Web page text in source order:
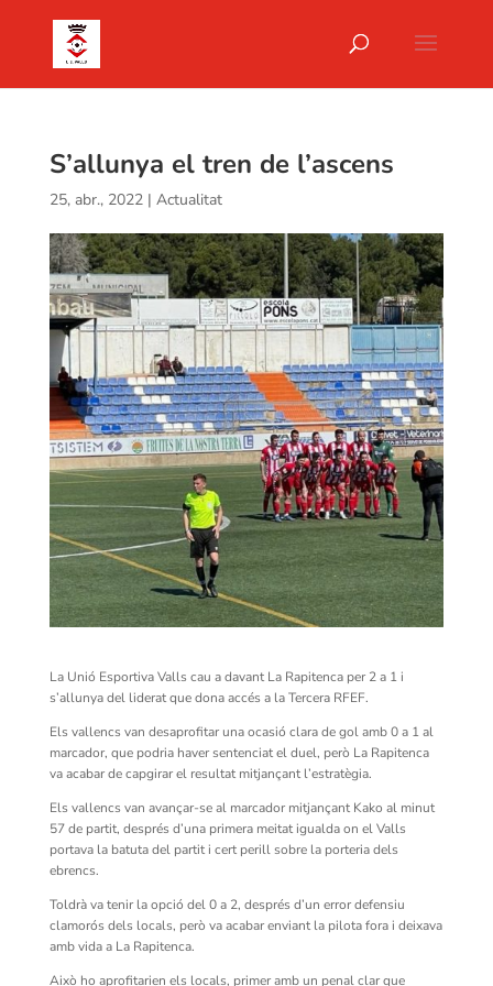
S’allunya el tren de l’ascens
25, abr., 2022| Actualitat
La Unió Esportiva Valls cau a davant La Rapitenca per 2 a 1 i
s’allunya del liderat que dona accés a la Tercera RFEF.
Els vallencs van desaprofitar una ocasió clara de gol amb 0 a 1 al
marcador, que podria haver sentenciat el duel, però La Rapitenca
va acabar de capgirar el resultat mitjançant l’estratègia.
Els vallencs van avançar-se al marcador mitjançant Kako al minut
57 de partit, després d’una primera meitat igualda on el Valls
portava la batuta del partit i cert perill sobre la porteria dels
ebrencs.
Toldrà va tenir la opció del 0 a 2, després d’un error defensiu
clamorós dels locals, però va acabar enviant la pilota fora i deixava
amb vida a La Rapitenca.
Això ho aprofitarien els locals, primer amb un penal clar que